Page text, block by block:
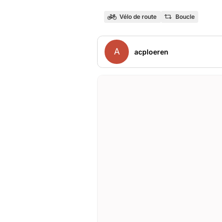
Vélo de route Boucle
A acploeren